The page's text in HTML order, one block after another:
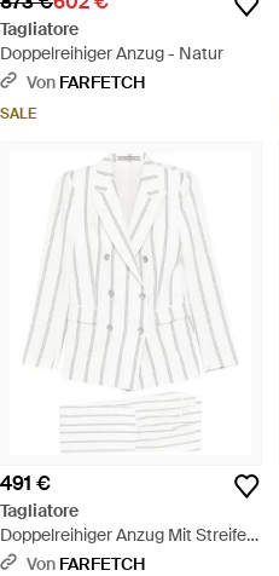
Tagliatore
Doppelreihiger Anzug - Natur
Von FARFETCH
SALE
491 €
Tagliatore
Doppelreihiger Anzug Mit Streifen
- Weiß
Von FARFETCH